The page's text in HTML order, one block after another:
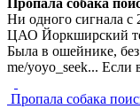
Ни одного
ЦАО Йоркширский
Была в ошейнике, без
me/yoyo_seek... Если
Пропала собака